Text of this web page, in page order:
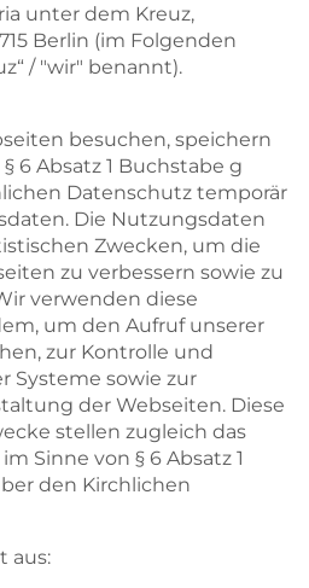
unter dem Kreuz,
Berlin (im Folgenden
/ "wir" benannt).
besuchen, speichern
6 Absatz 1 Buchstabe g
Datenschutz temporär
Die Nutzungsdaten
Zwecken, um die
zu verbessern sowie zu
verwenden diese
um den Aufruf unserer
zur Kontrolle und
Systeme sowie zur
der Webseiten. Diese
stellen zugleich das
Sinne von § 6 Absatz 1
den Kirchlichen
aus: